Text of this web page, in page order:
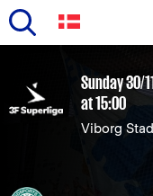
main
content
Primary
navigation
Sunday 30/
at 15:00
Viborg